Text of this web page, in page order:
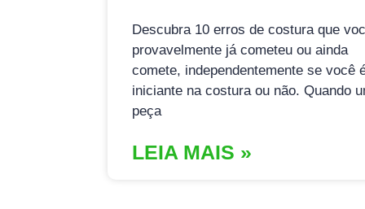
Descubra 10 erros de costura que
provavelmente já cometeu ou ainda
comete, independentemente se você
iniciante na costura ou não. Quando
peça
LEIA MAIS »